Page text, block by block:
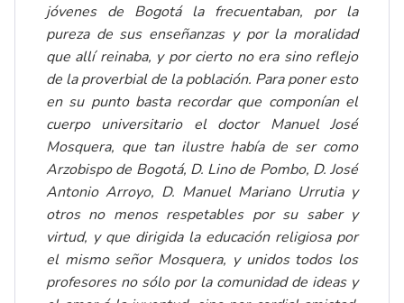
jóvenes de Bogotá la frecuentaban, por la
pureza de sus enseñanzas y por la moralidad
que allí reinaba, y por cierto no era sino reflejo
de la proverbial de la población. Para poner esto
en su punto basta recordar que componían el
cuerpo universitario el doctor Manuel José
Mosquera, que tan ilustre había de ser como
Arzobispo de Bogotá, D. Lino de Pombo, D. José
Antonio Arroyo, D. Manuel Mariano Urrutia y
otros no menos respetables por su saber y
virtud, y que dirigida la educación religiosa por
el mismo señor Mosquera, y unidos todos los
profesores no sólo por la comunidad de ideas y